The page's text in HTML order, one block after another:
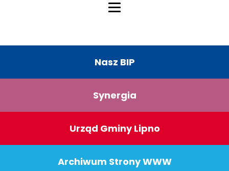
Nasz BIP
Synergia
Urząd Gminy Lipno
Archiwum Strony WWW